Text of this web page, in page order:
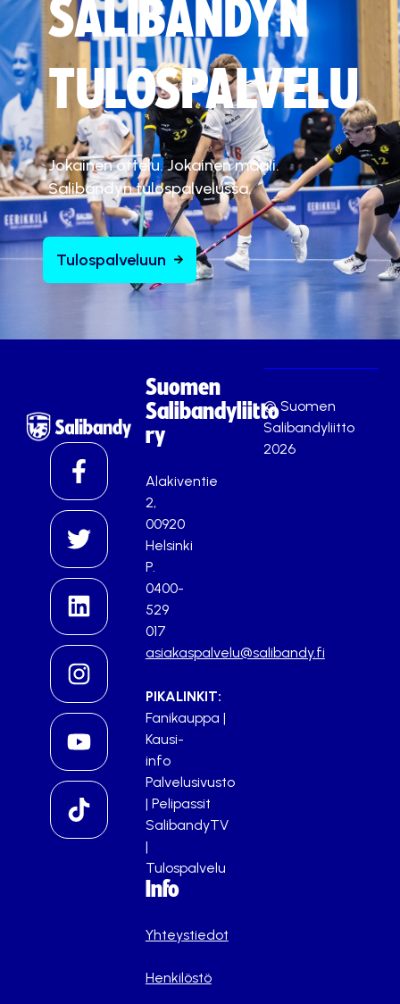
SALIBANDYN
TULOSPALVELU
Jokainen ottelu. Jokainen maali.
Salibandyn tulospalvelussa.
Tulospalveluun
Suomen
Salibandyliitto
ry
Alakiventie
2,
00920
Helsinki
P.
0400-
529
017
asiakaspalvelu@salibandy.fi
PIKALINKIT:
Fanikauppa |
Kausi-
info
Palvelusivusto
| Pelipassit
SalibandyTV
|
Tulospalvelu
Info
Yhteystiedot
Henkilöstö
© Suomen
Salibandyliitto
2026